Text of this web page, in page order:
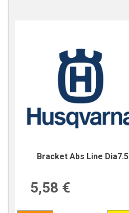
Bracket Abs Line Dia7.5
5,58 €